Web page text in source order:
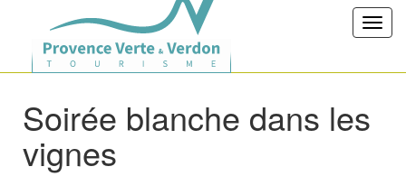
Soirée blanche dans les
vignes